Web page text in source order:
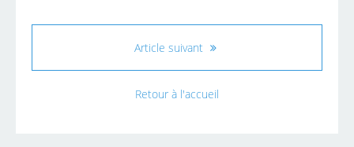
Article suivant
Retour à l'accueil